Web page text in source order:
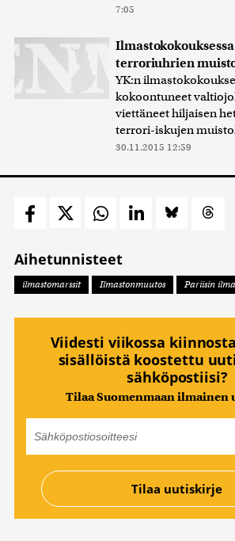
7:05
terroriuhrien
YK:n
kokoontuneet
viettäneet hiljaisen
terrori-iskujen
30.11.2015 12:59
Aihetunnisteet
ilmastomarssit Ilmastonmuutos Pariisin
Viidesti viikossa
sisällöistä koostettu
sähköpostiisi?
Tilaa Suomenmaan ilmainen